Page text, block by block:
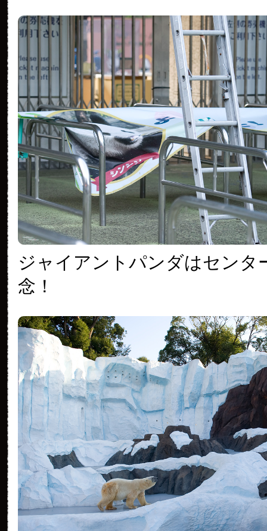
ジャイアントパンダはセンタ
念！